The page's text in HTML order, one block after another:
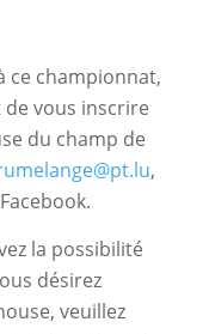
ce championnat,
vous inscrire
du champ de
,
la possibilité
désirez
veuillez